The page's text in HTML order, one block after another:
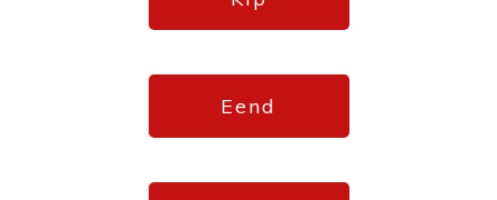
Eend